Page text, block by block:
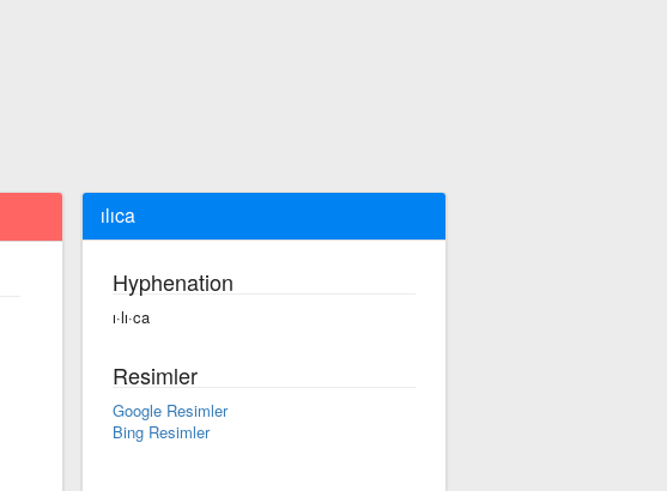
ılıca
Hyphenation
ı·lı·ca
Resimler
Google Resimler
Bing Resimler